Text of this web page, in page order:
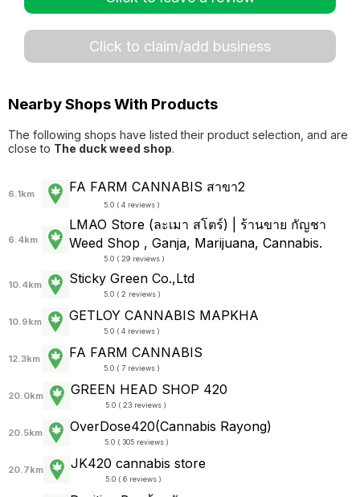
Click to claim/add business
Nearby Shops With Products
The following shops have listed their product selection, and are
close to The duck weed shop.
6.1km FA FARM CANNABIS สาขา2
5.0 ( 4 reviews )
6.4km
LMAO Store (ละเมา สโตร์) | ร้านขาย กัญชา
Weed Shop , Ganja, Marijuana, Cannabis.
5.0 ( 29 reviews )
10.4km Sticky Green Co.,Ltd
5.0 ( 2 reviews )
10.9km GETLOY CANNABIS MAPKHA
5.0 ( 4 reviews )
12.3km FA FARM CANNABIS
5.0 ( 7 reviews )
20.0km GREEN HEAD SHOP 420
5.0 ( 23 reviews )
20.5km OverDose420(Cannabis Rayong)
5.0 ( 305 reviews )
20.7km JK420 cannabis store
5.0 ( 6 reviews )